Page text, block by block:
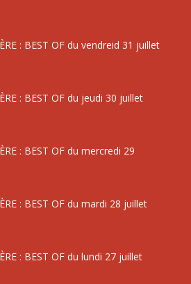
: BEST OF du vendreid 31 juillet
: BEST OF du jeudi 30 juillet
: BEST OF du mercredi 29
: BEST OF du mardi 28 juillet
: BEST OF du lundi 27 juillet